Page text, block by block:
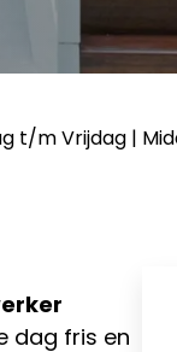
t/m Vrijdag |
dag fris en